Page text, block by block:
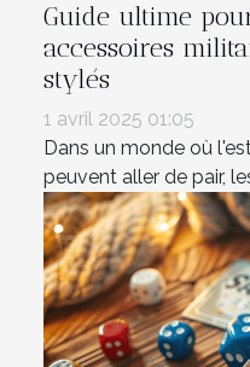
Guide ultime
accessoires
stylés
1 avril 2025 01:05
Dans un monde où
peuvent aller de pair,